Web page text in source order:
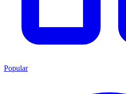
Popular